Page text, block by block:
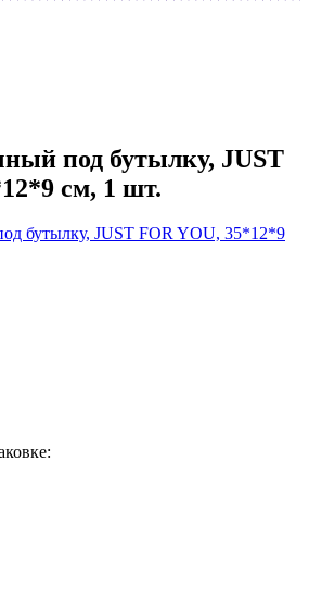
под бутылку, JUST
см, 1 шт.